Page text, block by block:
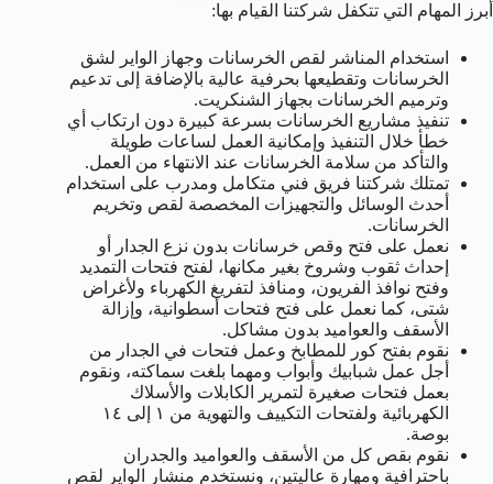
أبرز المهام التي تتكفل شركتنا القيام بها:
استخدام المناشر لقص الخرسانات وجهاز الواير لشق
الخرسانات وتقطيعها بحرفية عالية بالإضافة إلى تدعيم
وترميم الخرسانات بجهاز الشنكريت.
تنفيذ مشاريع الخرسانات بسرعة كبيرة دون ارتكاب أي
خطأ خلال التنفيذ وإمكانية العمل لساعات طويلة
والتأكد من سلامة الخرسانات عند الانتهاء من العمل.
تمتلك شركتنا فريق فني متكامل ومدرب على استخدام
أحدث الوسائل والتجهيزات المخصصة لقص وتخريم
الخرسانات.
نعمل على فتح وقص خرسانات بدون نزع الجدار أو
إحداث ثقوب وشروخ بغير مكانها، لفتح فتحات التمديد
وفتح نوافذ الفريون، ومنافذ لتفريغ الكهرباء ولأغراض
شتى، كما نعمل على فتح فتحات أسطوانية، وإزالة
الأسقف والعواميد بدون مشاكل.
نقوم بفتح كور للمطابخ وعمل فتحات في الجدار من
أجل عمل شبابيك وأبواب ومهما بلغت سماكته، ونقوم
بعمل فتحات صغيرة لتمرير الكابلات والأسلاك
الكهربائية ولفتحات التكييف والتهوية من ١ إلى ١٤
بوصة.
نقوم بقص كل من الأسقف والعواميد والجدران
باحترافية ومهارة عاليتين، ونستخدم منشار الواير لقص